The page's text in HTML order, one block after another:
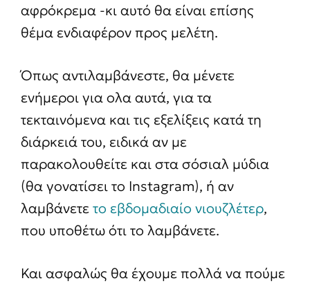
αφρόκρεμα -κι αυτό θα είναι επίσης
θέμα ενδιαφέρον προς μελέτη.
Όπως αντιλαμβάνεστε, θα μένετε
ενήμεροι για ολα αυτά, για τα
τεκταινόμενα και τις εξελίξεις κατά τη
διάρκειά του, ειδικά αν με
παρακολουθείτε και στα σόσιαλ μύδια
(θα γονατίσει το Instagram), ή αν
λαμβάνετετο εβδομαδιαίο νιουζλέτερ,
που υποθέτω ότι το λαμβάνετε.
Και ασφαλώς θα έχουμε πολλά να πούμε